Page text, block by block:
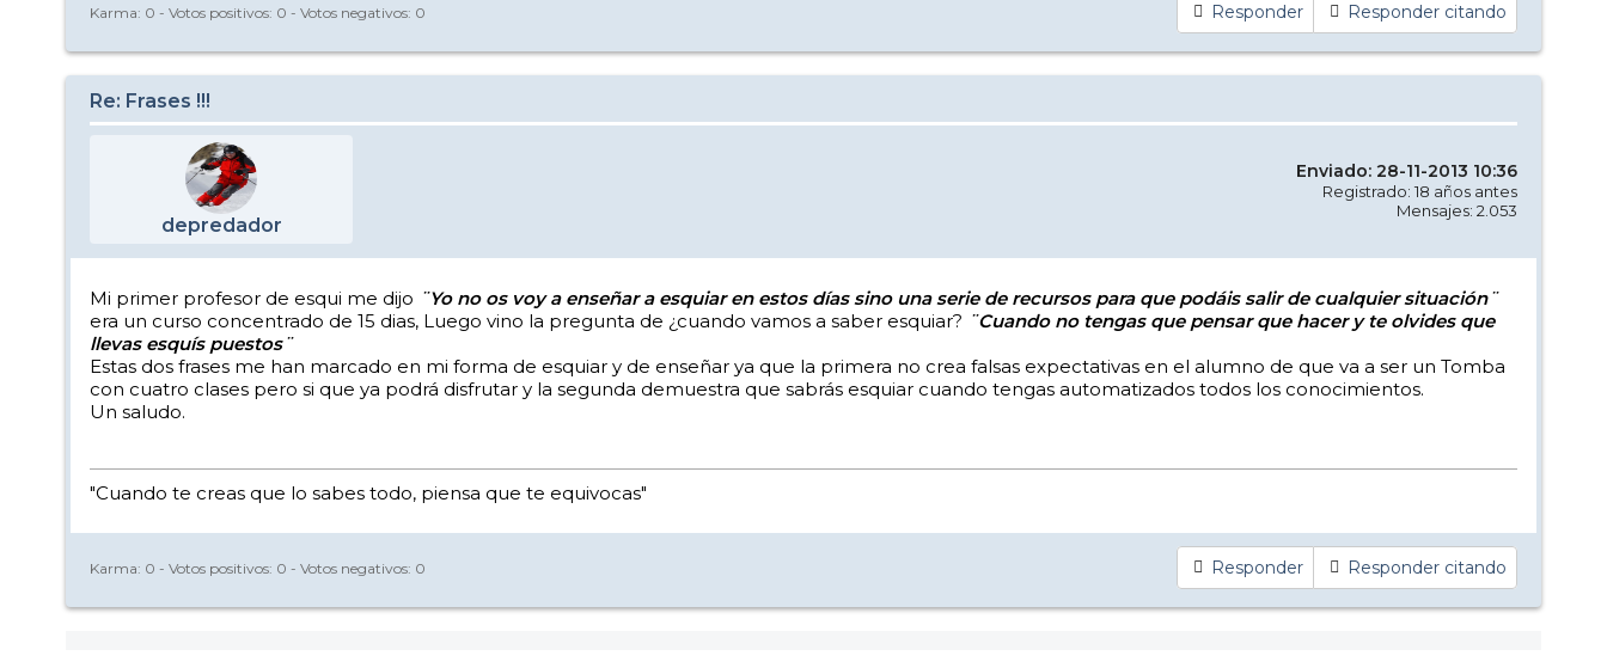
Responder Responder citando
Karma: 0 - Votos positivos: 0 - Votos negativos: 0
Re: Frases !!!
depredador
Enviado: 28-11-2013 10:36
Registrado: 18 años antes
Mensajes: 2.053
Mi primer profesor de esqui me dijo ¨Yo no os voy a enseñar a esquiar en estos días sino una serie de recursos para que podáis salir de cualquier situación¨
era un curso concentrado de 15 dias, Luego vino la pregunta de ¿cuando vamos a saber esquiar? ¨Cuando no tengas que pensar que hacer y te olvides que
llevas esquís puestos¨
Estas dos frases me han marcado en mi forma de esquiar y de enseñar ya que la primera no crea falsas expectativas en el alumno de que va a ser un Tomba
con cuatro clases pero si que ya podrá disfrutar y la segunda demuestra que sabrás esquiar cuando tengas automatizados todos los conocimientos.
Un saludo.
"Cuando te creas que lo sabes todo, piensa que te equivocas"
Responder Responder citando
Karma: 0 - Votos positivos: 0 - Votos negativos: 0